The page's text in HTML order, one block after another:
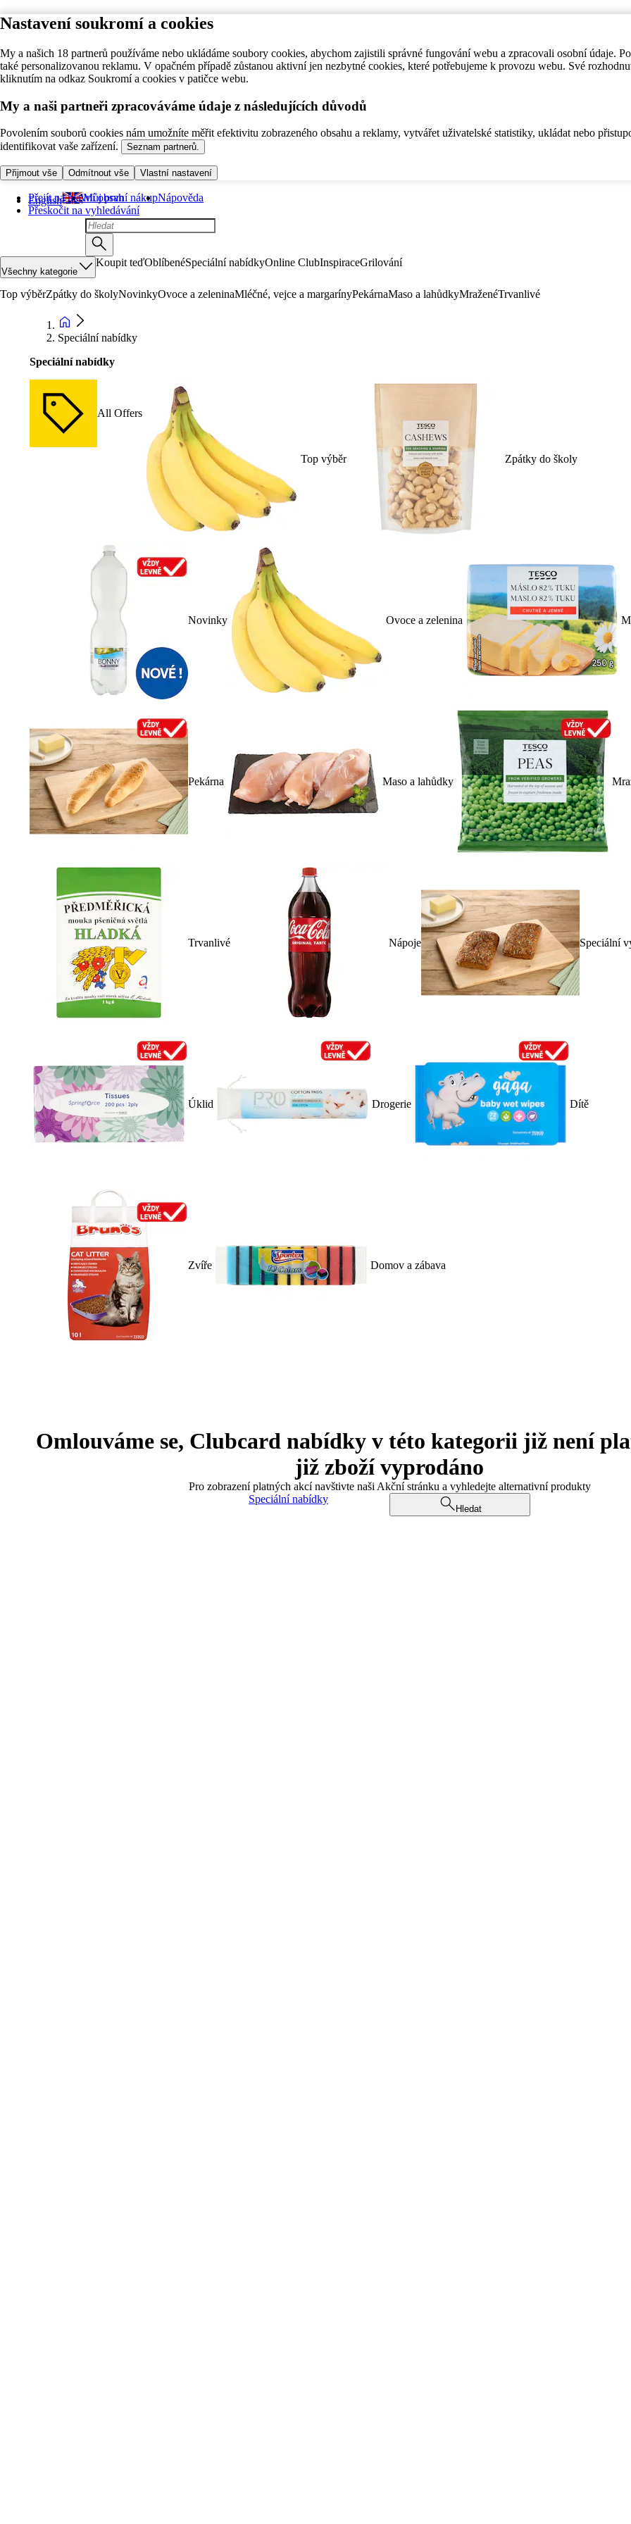
Nastavení soukromí a cookies
My a našich 18 partnerů používáme nebo ukládáme soubory cookies, abychom zajistili správné fungování webu a zpracovali osobní údaje.
také personalizovanou reklamu. V opačném případě zůstanou aktivní jen nezbytné cookies, které potřebujeme k provozu webu. Své
kliknutím na odkaz Soukromí a cookies v patičce webu.
My a naši partneři zpracováváme údaje z následujících důvodů
Povolením souborů cookies nám umožníte měřit efektivitu zobrazeného obsahu a reklamy, vytvářet uživatelské statistiky, ukládat nebo
identifikovat vaše zařízení.
Seznam partnerů.
Přijmout vše Odmítnout vše Vlastní nastavení
Přejít na hlavní obsah
Přeskočit na vyhledávání
English Můj první nákupNápověda
Všechny kategorie
Koupit teďOblíbenéSpeciální nabídkyOnline ClubInspiraceGrilování
Top výběrZpátky do školyNovinkyOvoce a zeleninaMléčné, vejce a margarínyPekárnaMaso a lahůdkyMraženéTrvanlivé
Speciální nabídky
Speciální nabídky
All Offers
Top výběr Zpátky do školy
Novinky Ovoce a zelenina
Pekárna Maso a lahůdky
Trvanlivé Nápoje Speciální
Úklid Drogerie Dítě
Zvíře Domov a zábava
Omlouváme se, Clubcard nabídky v této kategorii již není
již zboží vyprodáno
Pro zobrazení platných akcí navštivte naši Akční stránku a vyhledejte alternativní produkty
Speciální nabídky
Hledat